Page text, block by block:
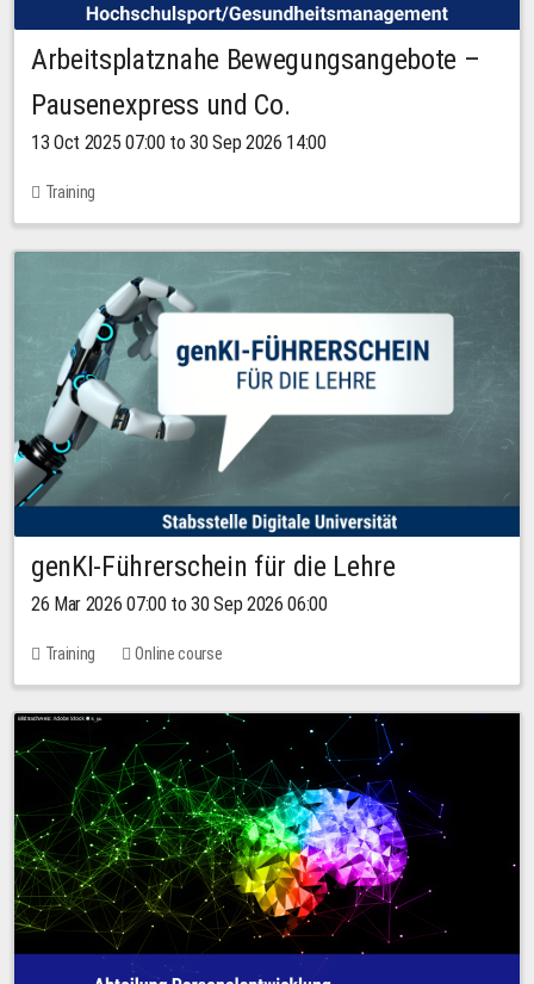
Arbeitsplatznahe Bewegungsangebote –
Pausenexpress und Co.
13 Oct 2025 07:00 to 30 Sep 2026 14:00
Training
genKI-Führerschein für die Lehre
26 Mar 2026 07:00 to 30 Sep 2026 06:00
Training Online course